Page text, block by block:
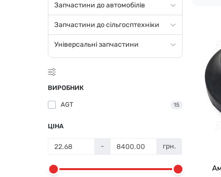
Запчастини до автомобілів
Запчастини до сільгосптехніки
Універсальні запчастини
ВИРОБНИК
AGT 15
ЦІНА
- грн.